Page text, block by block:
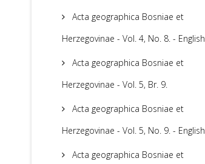
Acta geographica Bosniae et
Herzegovinae - Vol. 4, No. 8. - English
Acta geographica Bosniae et
Herzegovinae - Vol. 5, Br. 9.
Acta geographica Bosniae et
Herzegovinae - Vol. 5, No. 9. - English
Acta geographica Bosniae et